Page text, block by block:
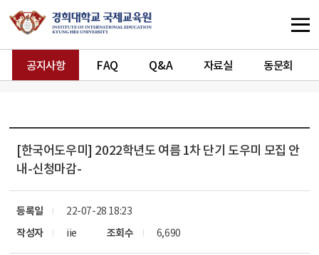
공지사항 FAQ Q&A 자료실 동문회
[한국어도우미] 2022학년도 여름 1차 단기 도우미 모집 안
내-신청마감-
등록일
22-07-28 18:23
작성자
iie 조회수 6,690